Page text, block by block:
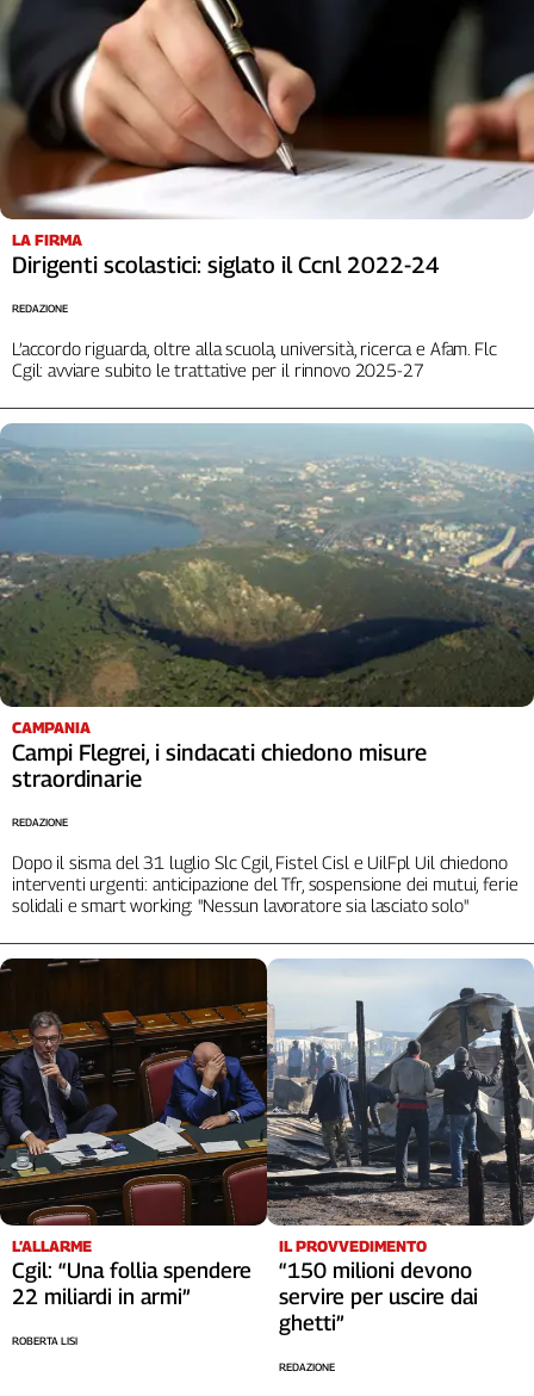
Contatti
redazione
Newsletter
Social
LA FIRMA
Dirigenti scolastici: siglato il Ccnl 2022-24
L’accordo riguarda, oltre alla scuola, università, ricerca e Afam. Flc
Cgil: avviare subito le trattative per il rinnovo 2025-27
REDAZIONE
CAMPANIA
Campi Flegrei, i sindacati chiedono misure
straordinarie
Dopo il sisma del 31 luglio Slc Cgil, Fistel Cisl e UilFpl Uil chiedono
interventi urgenti: anticipazione del Tfr, sospensione dei mutui, ferie
solidali e smart working: "Nessun lavoratore sia lasciato solo"
REDAZIONE
L’ALLARME
Cgil: “Una follia spendere
22 miliardi in armi”
ROBERTA LISI
IL PROVVEDIMENTO
“150 milioni devono
servire per uscire dai
ghetti”
REDAZIONE